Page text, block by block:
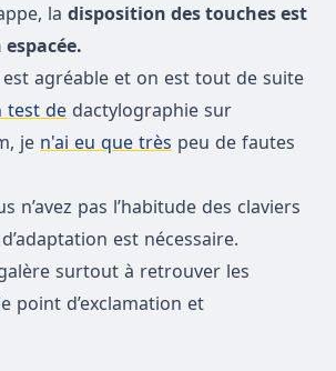
la disposition des touches est
agréable et on est tout de suite
test de dactylographie sur
je n'ai eu que très peu de fautes
n’avez pas l’habitude des claviers
est nécessaire.
surtout à retrouver les
point d’exclamation et